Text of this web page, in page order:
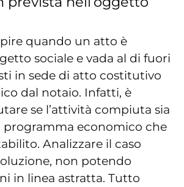
quando un atto è
sociale e vada al di fuori
in sede di atto costitutivo
dal notaio. Infatti, è
se l’attività compiuta sia
economico che
Analizzare il caso
non potendo
in linea astratta. Tutto